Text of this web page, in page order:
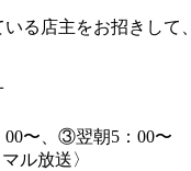
る店主をお招きして、
〜、③翌朝5：00〜
ル放送〉